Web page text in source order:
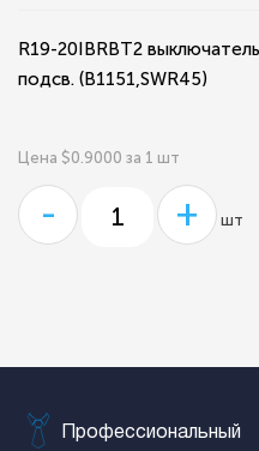
R19-20IBRBT2
подсв. (B1151,SWR45)
Цена $0.9000 за 1 шт
- + шт
Профессиональный